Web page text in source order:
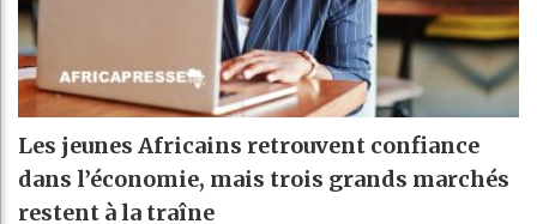
Les jeunes Africains retrouvent confiance
dans l’économie, mais trois grands marchés
restent à la traîne